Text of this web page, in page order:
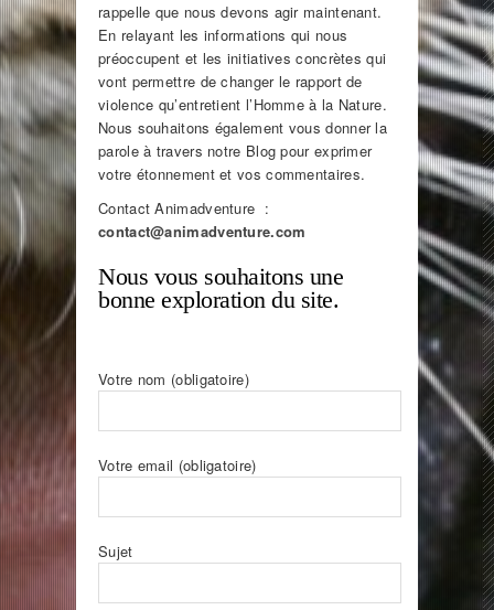
rappelle que nous devons agir maintenant.
En relayant les informations qui nous
préoccupent et les initiatives concrètes qui
vont permettre de changer le rapport de
violence qu’entretient l’Homme à la Nature.
Nous souhaitons également vous donner la
parole à travers notre Blog pour exprimer
votre étonnement et vos commentaires.
Contact Animadventure :
contact@animadventure.com
Nous vous souhaitons une
bonne exploration du site.
Votre nom (obligatoire)
Votre email (obligatoire)
Sujet